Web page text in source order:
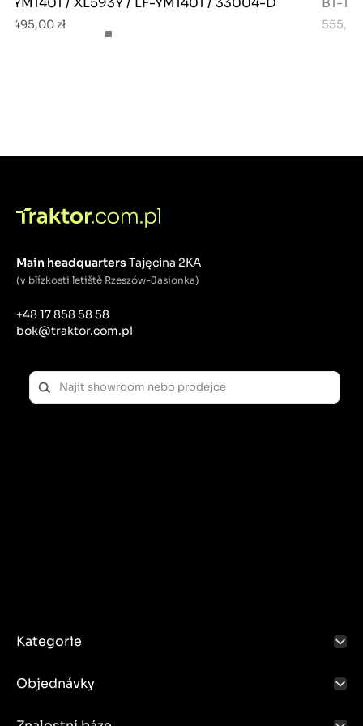
495,00 zł 555,00
Main headquartersTajęcina 2KA
(v blízkosti letiště Rzeszów-Jasionka)
+48 17 858 58 58
bok@traktor.com.pl
Kategorie
Objednávky